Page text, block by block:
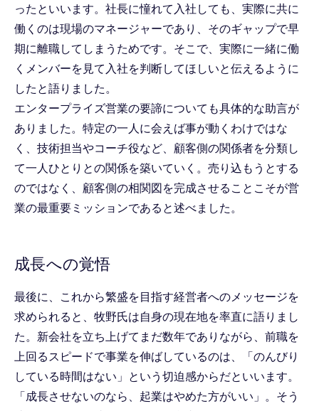
ったといいます。社長に憧れて入社しても、実際に共に
働くのは現場のマネージャーであり、そのギャップで早
期に離職してしまうためです。そこで、実際に一緒に働
くメンバーを見て入社を判断してほしいと伝えるように
したと語りました。
エンタープライズ営業の要諦についても具体的な助言が
ありました。特定の一人に会えば事が動くわけではな
く、技術担当やコーチ役など、顧客側の関係者を分類し
て一人ひとりとの関係を築いていく。売り込もうとする
のではなく、顧客側の相関図を完成させることこそが営
業の最重要ミッションであると述べました。
成長への覚悟
最後に、これから繁盛を目指す経営者へのメッセージを
求められると、牧野氏は自身の現在地を率直に語りまし
た。新会社を立ち上げてまだ数年でありながら、前職を
上回るスピードで事業を伸ばしているのは、「のんびり
している時間はない」という切迫感からだといいます。
「成長させないのなら、起業はやめた方がいい」。そう